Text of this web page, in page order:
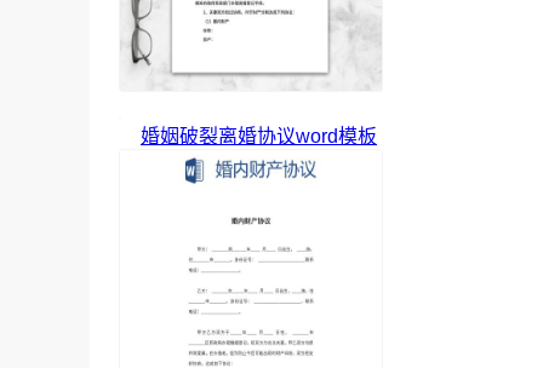
婚姻破裂离婚协议word模板